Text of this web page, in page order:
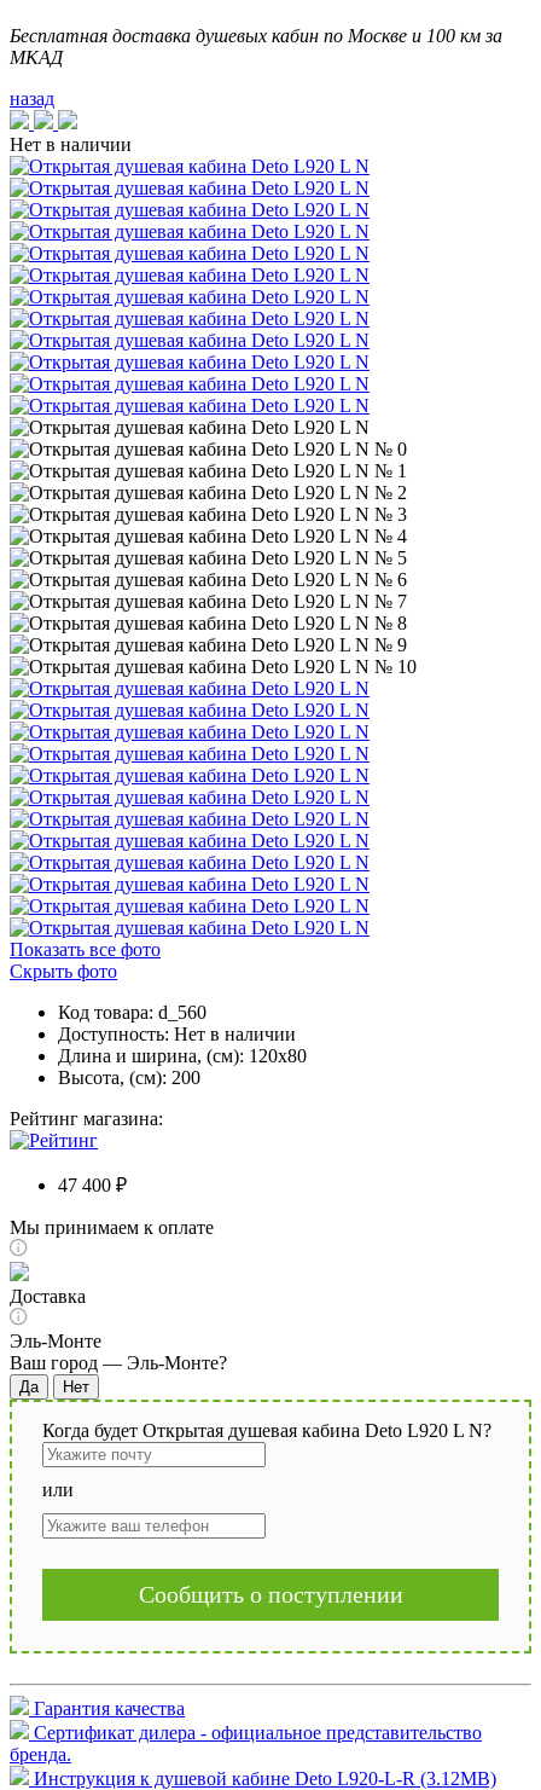
Бесплатная доставка душевых кабин по Москве и 100 км за
МКАД
назад
Нет в наличии
Показать все фото
Скрыть фото
Код товара: d_560
Доступность: Нет в наличии
Длина и ширина, (см): 120x80
Высота, (см): 200
Рейтинг магазина:
47 400 ₽
Мы принимаем к оплате
Доставка
Эль-Монте
Ваш город — Эль-Монте?
Когда будет Открытая душевая кабина Deto L920 L N?
или
Сообщить о поступлении
Гарантия качества
Сертификат дилера - официальное представительство
бренда.
Инструкция к душевой кабине Deto L920-L-R (3.12MB)